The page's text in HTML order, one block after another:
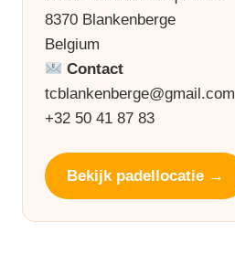
8370 Blankenberge
Belgium
Contact
tcblankenberge@gmail.com
+32 50 41 87 83
Bekijk padellocatie →